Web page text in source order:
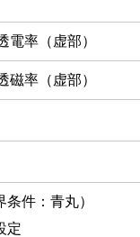
電率（虚部）
磁率（虚部）
件：青丸）
定